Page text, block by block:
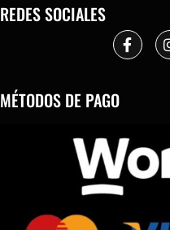
REDES SOCIALES
MÉTODOS DE PAGO